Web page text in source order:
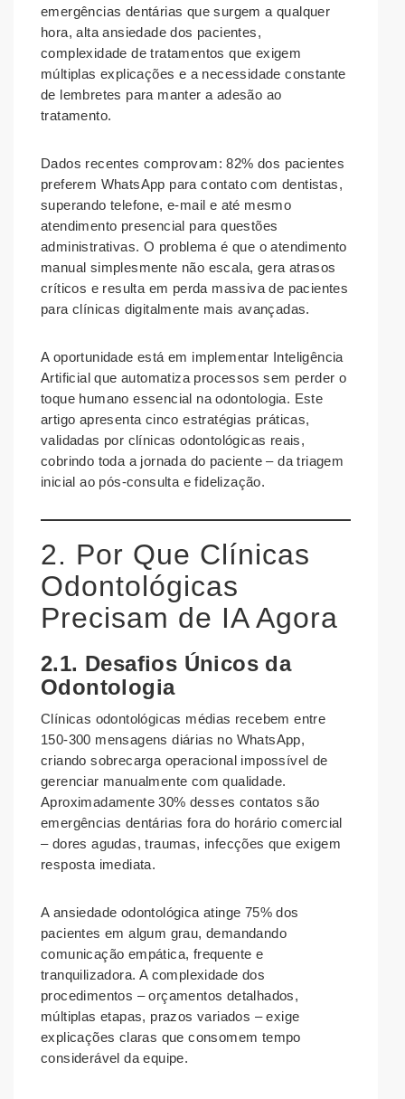
emergências dentárias que surgem a qualquer
hora, alta ansiedade dos pacientes,
complexidade de tratamentos que exigem
múltiplas explicações e a necessidade constante
de lembretes para manter a adesão ao
tratamento.
Dados recentes comprovam: 82% dos pacientes
preferem WhatsApp para contato com dentistas,
superando telefone, e-mail e até mesmo
atendimento presencial para questões
administrativas. O problema é que o atendimento
manual simplesmente não escala, gera atrasos
críticos e resulta em perda massiva de pacientes
para clínicas digitalmente mais avançadas.
A oportunidade está em implementar Inteligência
Artificial que automatiza processos sem perder o
toque humano essencial na odontologia. Este
artigo apresenta cinco estratégias práticas,
validadas por clínicas odontológicas reais,
cobrindo toda a jornada do paciente – da triagem
inicial ao pós-consulta e fidelização.
2. Por Que Clínicas
Odontológicas
Precisam de IA Agora
2.1. Desafios Únicos da
Odontologia
Clínicas odontológicas médias recebem entre
150-300 mensagens diárias no WhatsApp,
criando sobrecarga operacional impossível de
gerenciar manualmente com qualidade.
Aproximadamente 30% desses contatos são
emergências dentárias fora do horário comercial
– dores agudas, traumas, infecções que exigem
resposta imediata.
A ansiedade odontológica atinge 75% dos
pacientes em algum grau, demandando
comunicação empática, frequente e
tranquilizadora. A complexidade dos
procedimentos – orçamentos detalhados,
múltiplas etapas, prazos variados – exige
explicações claras que consomem tempo
considerável da equipe.